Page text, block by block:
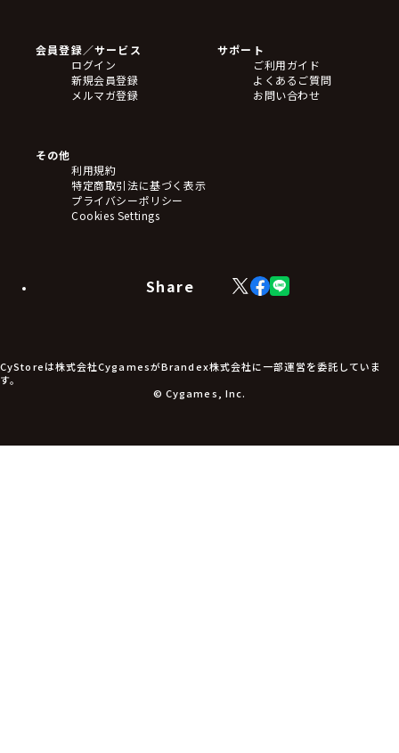
会員登録／サービス
ログイン
新規会員登録
メルマガ登録
サポート
ご利用ガイド
よくあるご質問
お問い合わせ
その他
利用規約
特定商取引法に基づく表示
プライバシーポリシー
Cookies Settings
Share
X
(Twitter)
Facebook
LINE
CyStoreは株式会社CygamesがBrandex株式会社に一部運営を委託していま
す。
© Cygames, Inc.